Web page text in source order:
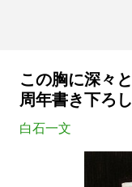
この胸に深々
周年書き下ろ
白石一文